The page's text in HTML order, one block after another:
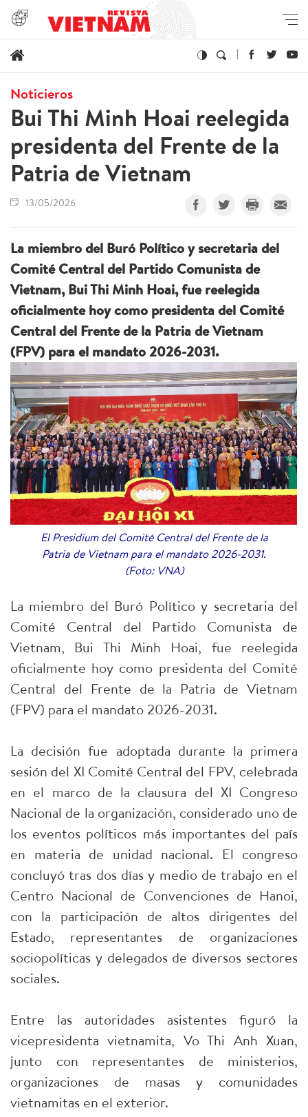
Noticieros
Bui Thi Minh Hoai reelegida
presidenta del Frente de la
Patria de Vietnam
13/05/2026
La miembro del Buró Político y secretaria del
Comité Central del Partido Comunista de
Vietnam, Bui Thi Minh Hoai, fue reelegida
oficialmente hoy como presidenta del Comité
Central del Frente de la Patria de Vietnam
(FPV) para el mandato 2026-2031.
El Presidium del Comité Central del Frente de la
Patria de Vietnam para el mandato 2026-2031.
(Foto: VNA)
La miembro del Buró Político y secretaria del
Comité Central del Partido Comunista de
Vietnam, Bui Thi Minh Hoai, fue reelegida
oficialmente hoy como presidenta del Comité
Central del Frente de la Patria de Vietnam
(FPV) para el mandato 2026-2031.
La decisión fue adoptada durante la primera
sesión del XI Comité Central del FPV, celebrada
en el marco de la clausura del XI Congreso
Nacional de la organización, considerado uno de
los eventos políticos más importantes del país
en materia de unidad nacional. El congreso
concluyó tras dos días y medio de trabajo en el
Centro Nacional de Convenciones de Hanoi,
con la participación de altos dirigentes del
Estado, representantes de organizaciones
sociopolíticas y delegados de diversos sectores
sociales.
Entre las autoridades asistentes figuró la
vicepresidenta vietnamita, Vo Thi Anh Xuan,
junto con representantes de ministerios,
organizaciones de masas y comunidades
vietnamitas en el exterior.